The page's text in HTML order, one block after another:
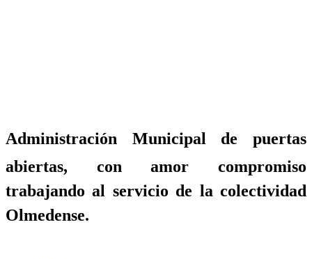
Administración Municipal de puertas
abiertas, con amor compromiso
trabajando al servicio de la colectividad
Olmedense.